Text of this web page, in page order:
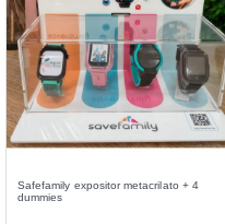
Safefamily expositor metacrilato + 4
dummies